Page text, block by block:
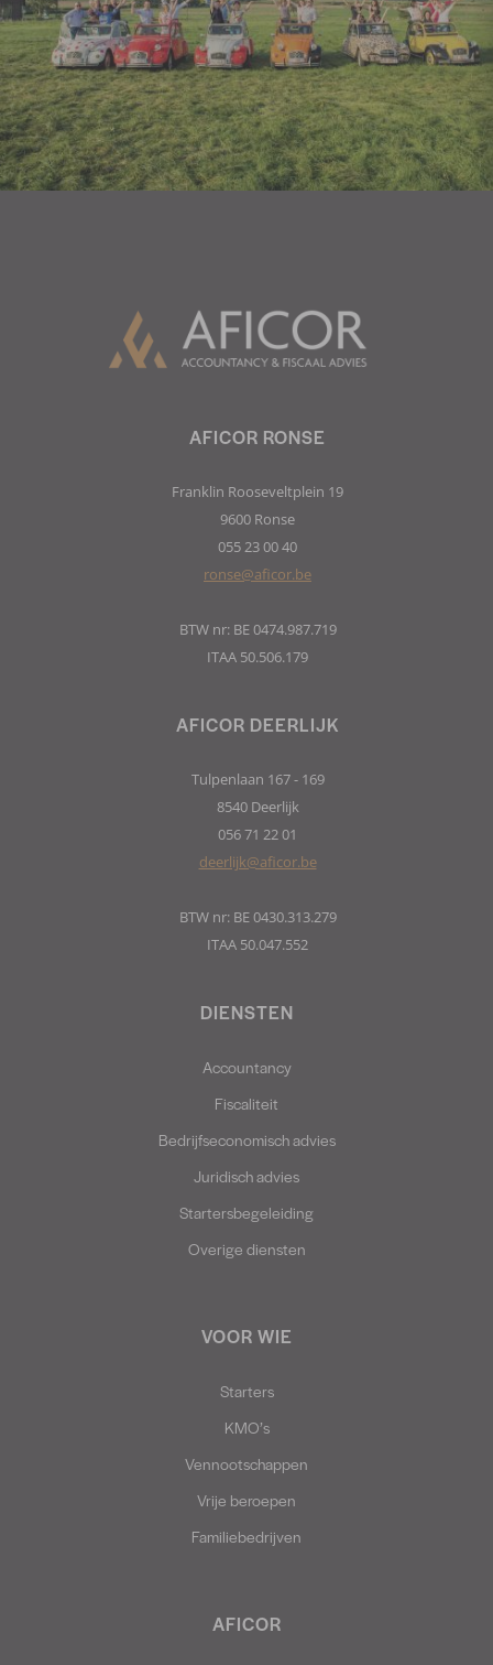
DIENSTEN
Accountancy
Fiscaliteit
Bedrijfseconomisch advies
Juridisch advies
Startersbegeleiding
Overige diensten
VOOR WIE
Starters
KMO’s
Vennootschappen
Vrije beroepen
Familiebedrijven
AFICOR
AFICOR DEERLIJK
Tulpenlaan 167 - 169
8540 Deerlijk
056 71 22 01
deerlijk@aficor.be
BTW nr: BE 0430.313.279
ITAA 50.047.552
AFICOR RONSE
Franklin Rooseveltplein 19
9600 Ronse
055 23 00 40
ronse@aficor.be
BTW nr: BE 0474.987.719
ITAA 50.506.179